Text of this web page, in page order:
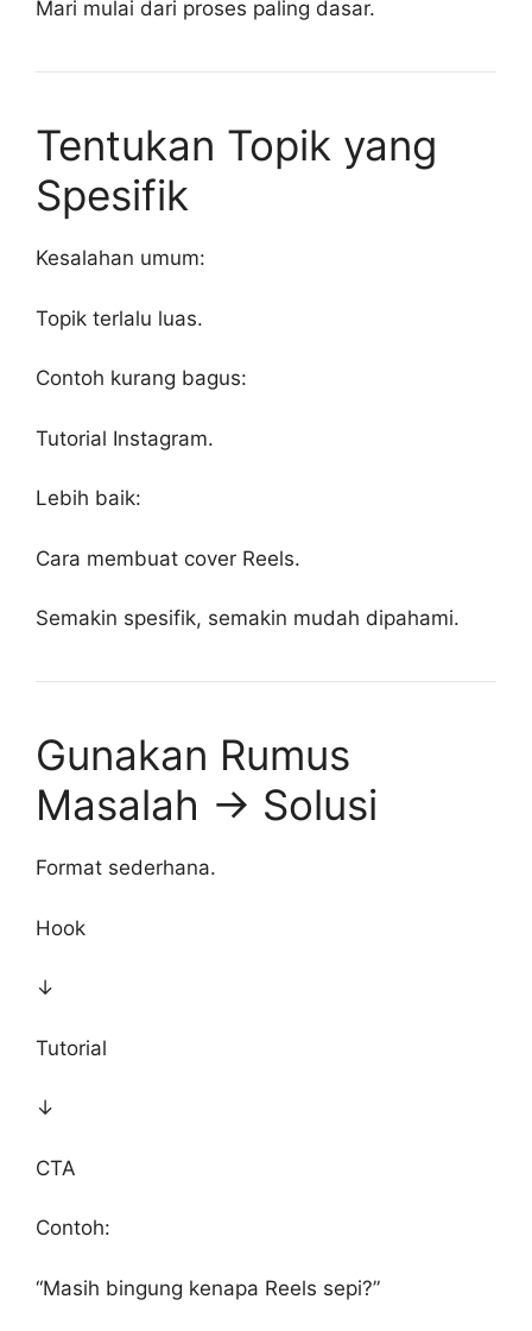
Mari mulai dari proses paling dasar.
Tentukan Topik yang
Spesifik
Kesalahan umum:
Topik terlalu luas.
Contoh kurang bagus:
Tutorial Instagram.
Lebih baik:
Cara membuat cover Reels.
Semakin spesifik, semakin mudah dipahami.
Gunakan Rumus
Masalah → Solusi
Format sederhana.
Hook
↓
Tutorial
↓
CTA
Contoh:
“Masih bingung kenapa Reels sepi?”